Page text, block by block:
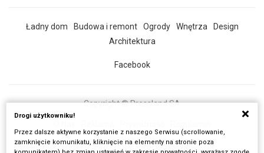
Ładny dom Budowa i remont Ogrody Wnętrza
Design
Architektura
Facebook
Copyright © Pressland SA
Wszystkie artykuły
Drogi użytkowniku!
Przez dalsze aktywne korzystanie z naszego Serwisu (scrollowanie,
zamknięcie komunikatu, kliknięcie na elementy na stronie poza